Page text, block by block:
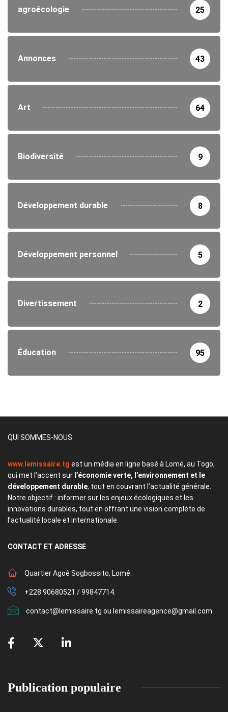
agroécologie 25
Annonces 43
Art 64
Biodiversité 9
Développement durable 8
Développement personnel 5
Divertissement 2
Éducation 95
QUI SOMMES-NOUS
www.lemissaire.tg est un média en ligne basé à Lomé, au Togo,
qui met l’accent sur l’économie verte, l’environnement et le
développement durable, tout en couvrant l’actualité générale.
Notre objectif : informer sur les enjeux écologiques et les
innovations durables, tout en offrant une vision complète de
l’actualité locale et internationale.
CONTACT ET ADRESSE
Quartier Agoè Sogbossito, Lomé.
+228 90680521 / 99847714.
contact@lemissaire.tg ou lemissaireagence@gmail.com
Publication populaire